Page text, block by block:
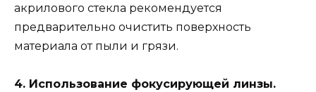
акрилового стекла рекомендуется
предварительно очистить поверхность
материала от пыли и грязи.
4. Использование фокусирующей линзы.